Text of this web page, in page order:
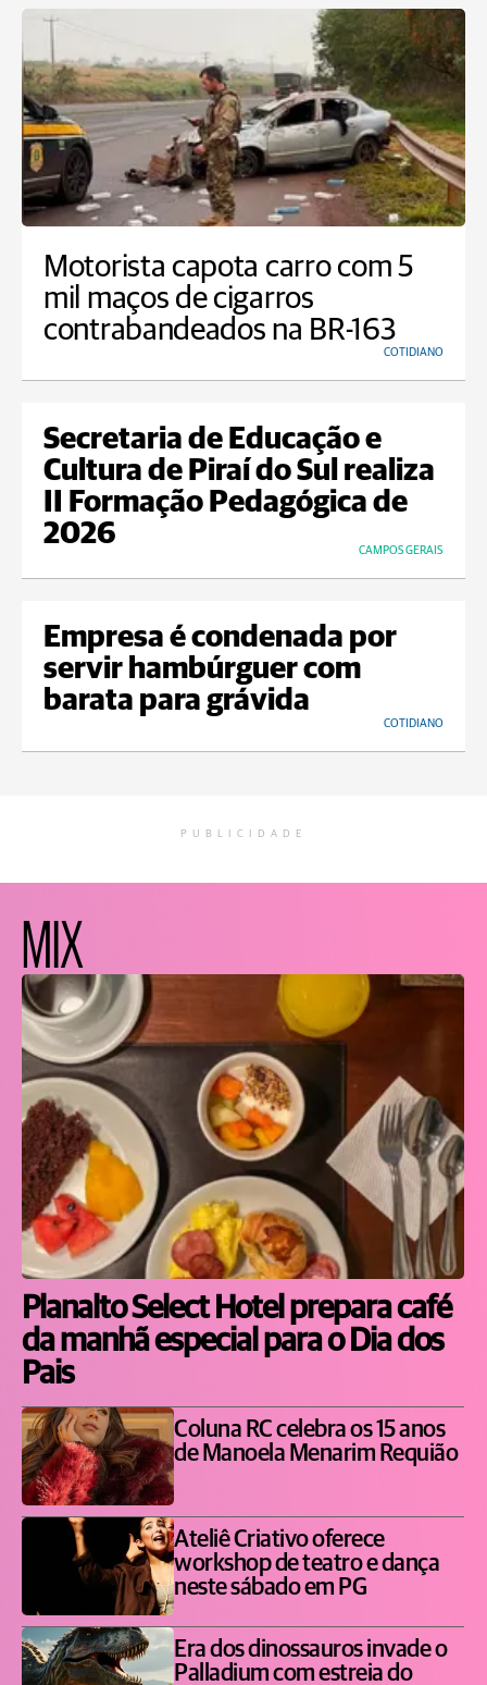
Motorista capota carro com 5
mil maços de cigarros
contrabandeados na BR-163
COTIDIANO
Secretaria de Educação e
Cultura de Piraí do Sul realiza
II Formação Pedagógica de
2026
CAMPOS GERAIS
Empresa é condenada por
servir hambúrguer com
barata para grávida
COTIDIANO
PUBLICIDADE
MIX
Planalto Select Hotel prepara café
da manhã especial para o Dia dos
Pais
Coluna RC celebra os 15 anos
de Manoela Menarim Requião
Ateliê Criativo oferece
workshop de teatro e dança
neste sábado em PG
Era dos dinossauros invade o
Palladium com estreia do